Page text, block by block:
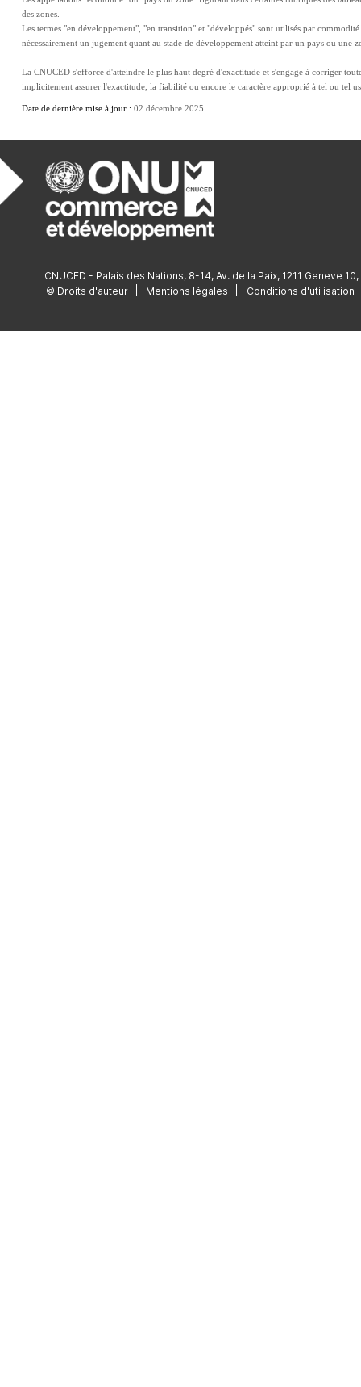
des zones.
Les termes "en développement", "en transition" et "développés" sont utilisés par
nécessairement un jugement quant au stade de développement atteint par un pays ou une
La CNUCED s'efforce d'atteindre le plus haut degré d'exactitude et s'engage à corriger
implicitement assurer l'exactitude, la fiabilité ou encore le caractère approprié à tel ou tel
Date de dernière mise à jour : 02 décembre 2025
CNUCED - Palais des Nations, 8-14, Av. de la Paix, 1211 Geneve
© Droits d'auteur
Mentions légales Conditions d'utilisation